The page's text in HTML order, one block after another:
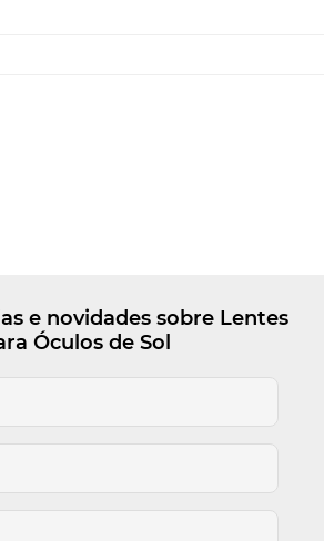
e novidades sobre Lentes
Óculos de Sol